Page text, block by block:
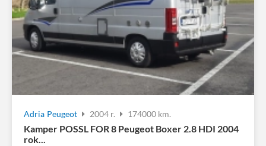
Adria Peugeot 2004 r. 174000 km.
Kamper POSSL FOR 8 Peugeot Boxer 2.8 HDI 2004
rok...